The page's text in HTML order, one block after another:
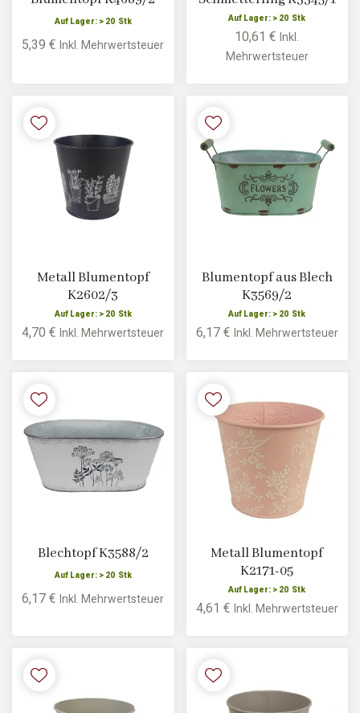
Auf Lager: > 20 Stk
5,39 €Inkl. Mehrwertsteuer
Auf Lager: > 20 Stk
10,61 €Inkl.
Mehrwertsteuer
Metall Blumentopf
K2602/3
Auf Lager: > 20 Stk
4,70 €Inkl. Mehrwertsteuer
Blumentopf aus Blech
K3569/2
Auf Lager: > 20 Stk
6,17 € Inkl. Mehrwertsteuer
Blechtopf K3588/2
Auf Lager: > 20 Stk
6,17 €Inkl. Mehrwertsteuer
Metall Blumentopf
K2171-05
Auf Lager: > 20 Stk
4,61 € Inkl. Mehrwertsteuer